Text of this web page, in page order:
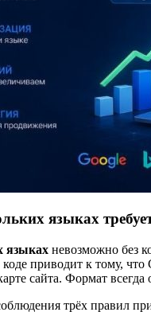
языках
языках невозможно без
приводит к тому,
сайта. Формат
трёх правил